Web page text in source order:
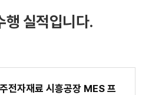
행 실적입니다.
전자재료 시흥공장 MES 프